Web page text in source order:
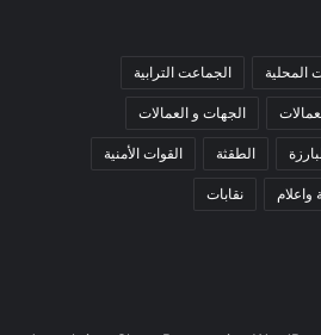
المحلية الجماعت الترابية
الجهات و العمالات
الطقثة القوات الأمنية
نقابات